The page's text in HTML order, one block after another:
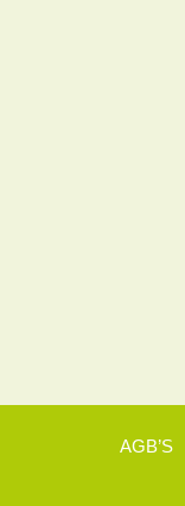
AGB’S